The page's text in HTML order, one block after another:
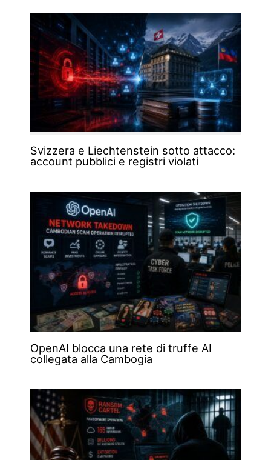
Svizzera e Liechtenstein sotto attacco:
account pubblici e registri violati
OpenAI blocca una rete di truffe AI
collegata alla Cambogia